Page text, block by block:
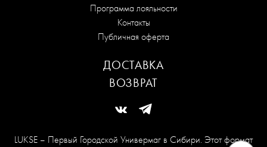
LUKSE – Первый Городской Универмаг в Сибири. Этот формат
Программа лояльности
Контакты
Публичная оферта
ДОСТАВКА
ВОЗВРАТ